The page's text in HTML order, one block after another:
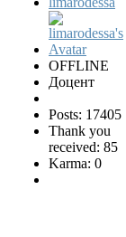
OFFLINE
Доцент
Posts: 17405
Thank you
received: 85
Karma: 0